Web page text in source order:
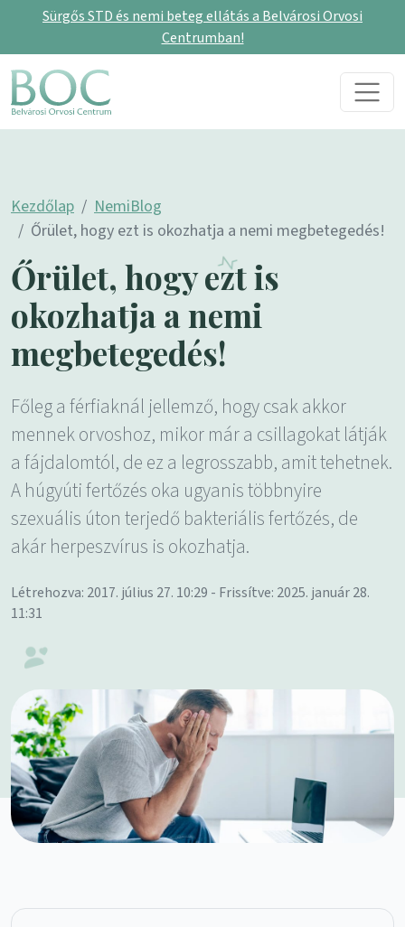
Sürgős STD és nemi beteg ellátás a Belvárosi Orvosi
Centrumban!
Skip to content
Main Navigation
Kezdőlap
NemiBlog
Őrület, hogy ezt is okozhatja a nemi megbetegedés!
Őrület, hogy ezt is
okozhatja a nemi
megbetegedés!
Főleg a férfiaknál jellemző, hogy csak akkor
mennek orvoshoz, mikor már a csillagokat látják
a fájdalomtól, de ez a legrosszabb, amit tehetnek.
A húgyúti fertőzés oka ugyanis többnyire
szexuális úton terjedő bakteriális fertőzés, de
akár herpeszvírus is okozhatja.
Létrehozva: 2017. július 27. 10:29 - Frissítve: 2025. január 28.
11:31